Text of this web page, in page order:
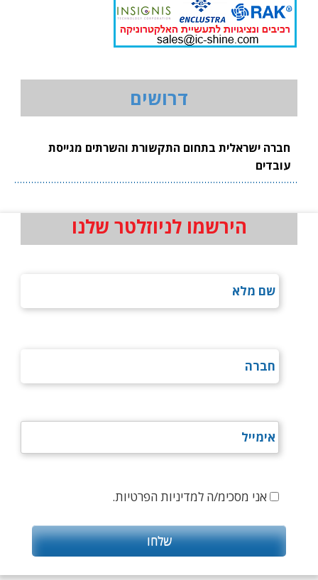
דרושים
חברה ישראלית בתחום התקשורת והשרתים מגייסת
עובדים
הירשמו לניוזלטר שלנו
אני מסכימ/ה למדיניות הפרטיות.